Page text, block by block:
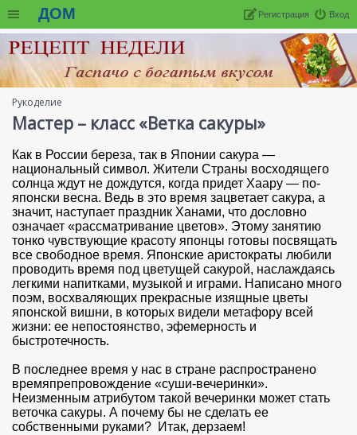
ДОМ Вход
Регистрация
Рукоделие
Мастер – класс «Ветка сакуры»
Как в России береза, так в Японии сакура —
национальный символ. Жители Страны восходящего
солнца ждут не дождутся, когда придет Хаару — по-
японски весна. Ведь в это время зацветает сакура, а
значит, наступает праздник Ханами, что дословно
означает «рассматривание цветов». Этому занятию
тонко чувствующие красоту японцы готовы посвящать
все свободное время. Японские аристократы любили
проводить время под цветущей сакурой, наслаждаясь
легкими напитками, музыкой и играми. Написано много
поэм, восхваляющих прекрасные изящные цветы
японской вишни, в которых видели метафору всей
жизни: ее непостоянство, эфемерность и
быстротечность.
В последнее время у нас в стране распространено
времяпрепровождение «суши-вечеринки».
Неизменным атрибутом такой вечеринки может стать
веточка сакуры. А почему бы не сделать ее
собственными руками? Итак, дерзаем!